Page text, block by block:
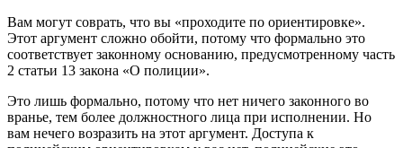
Вам могут соврать, что вы «проходите по ориентировке».
Этот аргумент сложно обойти, потому что формально это
соответствует законному основанию, предусмотренному часть
2 статьи 13 закона «О полиции».
Это лишь формально, потому что нет ничего законного во
вранье, тем более должностного лица при исполнении. Но
вам нечего возразить на этот аргумент. Доступа к